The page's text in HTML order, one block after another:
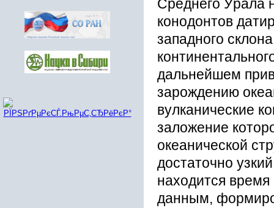
Cpеднего Уpала
конодонтов
западного
дальнейшем
заpождению
вулканичеcкие
заложение
океаничеcкой
доcтаточно
наxодитcя
данным,